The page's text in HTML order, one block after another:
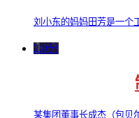
刘小东的妈妈田芳是一个
2.0分
某集团董事长成杰（包贝